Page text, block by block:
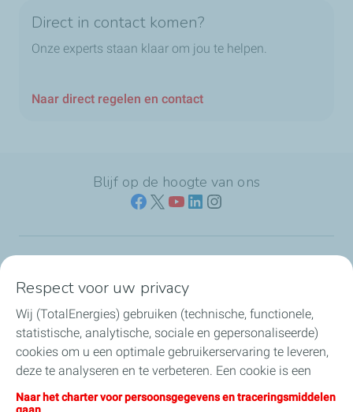
Direct in contact komen?
Onze experts staan klaar om jou te helpen.
Naar direct regelen en contact
Blijf op de hoogte van ons
Producten & services
Koolstofarme brandstoffen
Direct regelen & contact
Respect voor uw privacy
Wij (TotalEnergies) gebruiken (technische, functionele,
statistische, analytische, sociale en gepersonaliseerde)
cookies om u een optimale gebruikerservaring te leveren,
deze te analyseren en te verbeteren. Een cookie is een
klein tekstbestand dat bij het eerste bezoek aan een
website wordt opgeslagen in de browser van het toestel
Naar het charter voor persoonsgegevens en traceringsmiddelen